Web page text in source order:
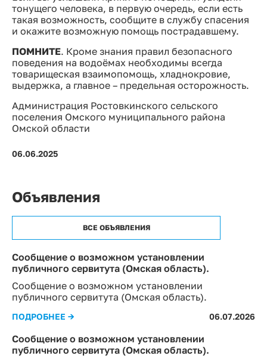
тонущего человека, в первую очередь, если есть
такая возможность, сообщите в службу спасения
и окажите возможную помощь пострадавшему.
ПОМНИТЕ. Кроме знания правил безопасного
поведения на водоёмах необходимы всегда
товарищеская взаимопомощь, хладнокровие,
выдержка, а главное – предельная осторожность.
Администрация Ростовкинского сельского
поселения Омского муниципального района
Омской области
06.06.2025
Объявления
ВСЕ ОБЪЯВЛЕНИЯ
Сообщение о возможном установлении
публичного сервитута (Омская область).
Сообщение о возможном установлении
публичного сервитута (Омская область).
ПОДРОБНЕЕ → 06.07.2026
Сообщение о возможном установлении
публичного сервитута (Омская область).